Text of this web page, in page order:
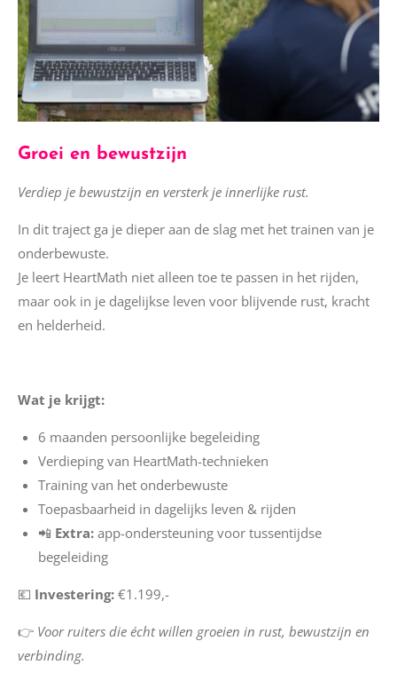
Groei en bewustzijn
Verdiep je bewustzijn en versterk je innerlijke rust.
In dit traject ga je dieper aan de slag met het trainen van je
onderbewuste.
Je leert HeartMath niet alleen toe te passen in het rijden,
maar ook in je dagelijkse leven voor blijvende rust, kracht
en helderheid.
Wat je krijgt:
6 maanden persoonlijke begeleiding
Verdieping van HeartMath-technieken
Training van het onderbewuste
Toepasbaarheid in dagelijks leven & rijden
📲 Extra:app-ondersteuning voor tussentijdse
begeleiding
💶 Investering: €1.199,-
👉 Voor ruiters die écht willen groeien in rust, bewustzijn en
verbinding.